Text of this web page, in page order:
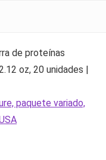
de proteínas
oz, 20 unidades |